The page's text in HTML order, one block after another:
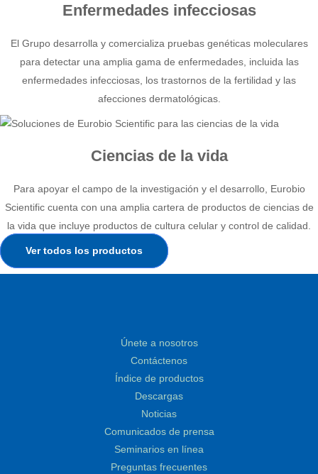
Enfermedades infecciosas
El Grupo desarrolla y comercializa pruebas genéticas moleculares
para detectar una amplia gama de enfermedades, incluida las
enfermedades infecciosas, los trastornos de la fertilidad y las
afecciones dermatológicas.
Ciencias de la vida
Para apoyar el campo de la investigación y el desarrollo, Eurobio
Scientific cuenta con una amplia cartera de productos de ciencias de
la vida que incluye productos de cultura celular y control de calidad.
Ver todos los productos
Únete a nosotros
Contáctenos
Índice de productos
Descargas
Noticias
Comunicados de prensa
Seminarios en línea
Preguntas frecuentes